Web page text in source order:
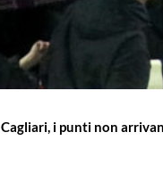
Cagliari, i punti non